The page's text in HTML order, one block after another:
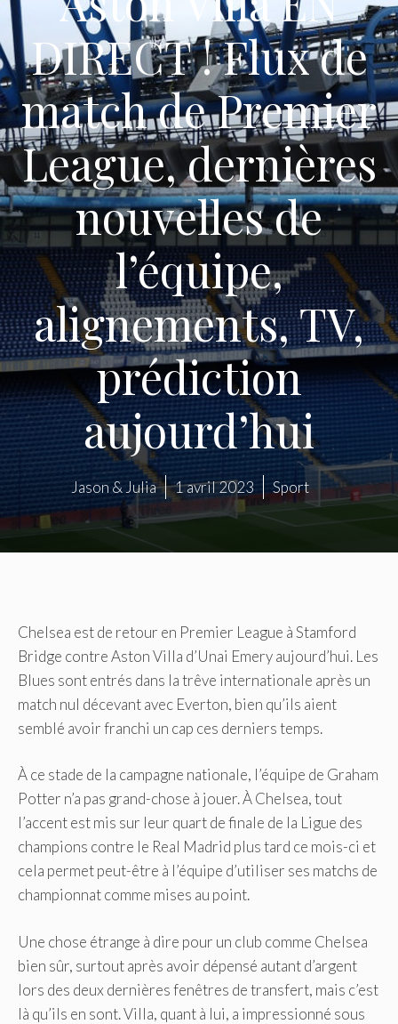
DIRECT ! Flux de
match de Premier
League, dernières
nouvelles de
l’équipe,
alignements, TV,
prédiction
aujourd’hui
Jason & Julia 1 avril 2023 Sport
Chelsea est de retour en Premier League à Stamford
Bridge contre Aston Villa d’Unai Emery aujourd’hui. Les
Blues sont entrés dans la trêve internationale après un
match nul décevant avec Everton, bien qu’ils aient
semblé avoir franchi un cap ces derniers temps.
À ce stade de la campagne nationale, l’équipe de Graham
Potter n’a pas grand-chose à jouer. À Chelsea, tout
l’accent est mis sur leur quart de finale de la Ligue des
champions contre le Real Madrid plus tard ce mois-ci et
cela permet peut-être à l’équipe d’utiliser ses matchs de
championnat comme mises au point.
Une chose étrange à dire pour un club comme Chelsea
bien sûr, surtout après avoir dépensé autant d’argent
lors des deux dernières fenêtres de transfert, mais c’est
là qu’ils en sont. Villa, quant à lui, a impressionné sous